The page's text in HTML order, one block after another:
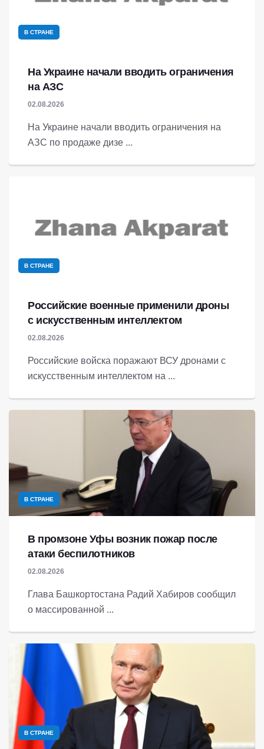
В СТРАНЕ
На Украине начали вводить ограничения
на АЗС
02.08.2026
На Украине начали вводить ограничения на
АЗС по продаже дизе ...
В СТРАНЕ
Российские военные применили дроны
с искусственным интеллектом
02.08.2026
Российские войска поражают ВСУ дронами с
искусственным интеллектом на ...
В СТРАНЕ
В промзоне Уфы возник пожар после
атаки беспилотников
02.08.2026
Глава Башкортостана Радий Хабиров сообщил
о массированной ...
В СТРАНЕ